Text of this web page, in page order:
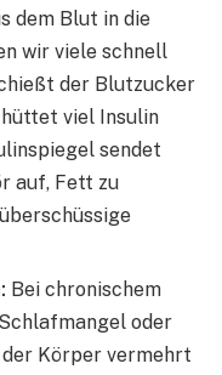
dem Blut in die
wir viele schnell
der Blutzucker
viel Insulin
sendet
auf, Fett zu
Bei chronischem
oder
Körper vermehrt